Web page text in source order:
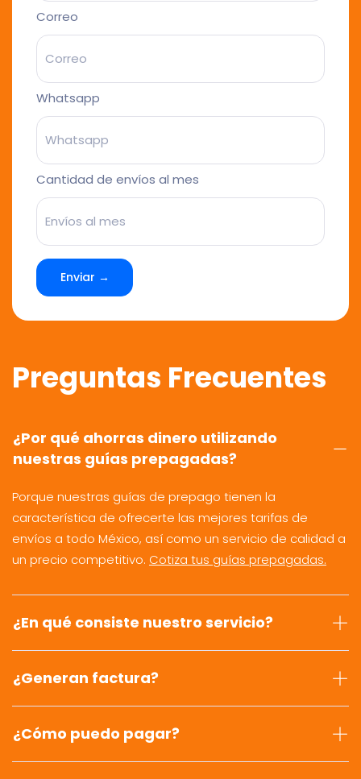
Correo
Whatsapp
Cantidad de envíos al mes
Enviar →
Preguntas Frecuentes
¿Por qué ahorras dinero utilizando
nuestras guías prepagadas?
Porque nuestras guías de prepago tienen la
característica de ofrecerte las mejores tarifas de
envíos a todo México, así como un servicio de calidad a
un precio competitivo. Cotiza tus guías prepagadas.
¿En qué consiste nuestro servicio?
¿Generan factura?
¿Cómo puedo pagar?